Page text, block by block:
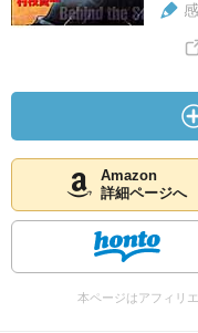
Amazon
詳細ページへ
本ページはアフィリ